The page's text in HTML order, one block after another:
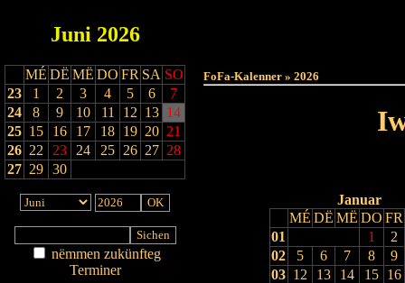
Juni 2026
MÉ DË MË DO FR SA SO
23
1 2 3 4 5 6
7
24
8 9 10 11 12 13 14
25 15 16 17 18 19 20 21
26 22 23 24 25 26 27 28
27 29 30
nëmmen zukünfteg
Terminer
FoFa-Kalenner » 2026
Januar
MÉ DË MË DO FR
01
1
2
02
5 6 7 8
9
03 12 13 14 15
16